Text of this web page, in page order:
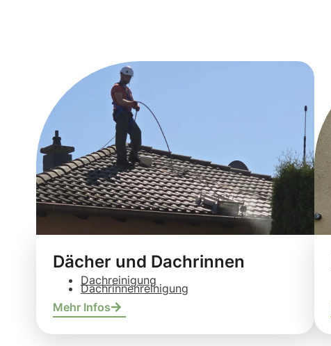
Dächer und Dachrinnen
Dachreinigung
Dachrinnenreinigung
Mehr Infos